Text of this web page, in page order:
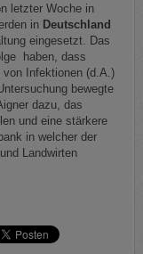
letzter Woche in
in Deutschland
eingesetzt. Das
haben, dass
von Infektionen (d.A.)
bewegte
dazu, das
und eine stärkere
in welcher der
Landwirten